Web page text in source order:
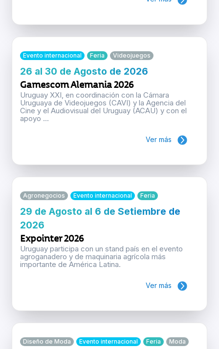
Evento internacional Feria Videojuegos
26 al 30 de Agosto de 2026
Gamescom Alemania 2026
Uruguay XXI, en coordinación con la Cámara
Uruguaya de Videojuegos (CAVI) y la Agencia del
Cine y el Audiovisual del Uruguay (ACAU) y con el
apoyo ...
Ver más
Agronegocios Evento internacional Feria
29 de Agosto al 6 de Setiembre de
2026
Expointer 2026
Uruguay participa con un stand país en el evento
agroganadero y de maquinaria agrícola más
importante de América Latina.
Ver más
Diseño de Moda Evento internacional Feria Moda